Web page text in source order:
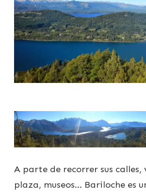
A parte de recorrer sus calles,
plaza, museos… Bariloche es